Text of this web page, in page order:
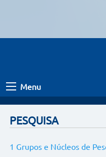
Menu
PESQUISA
1 Grupos e Núcleos de